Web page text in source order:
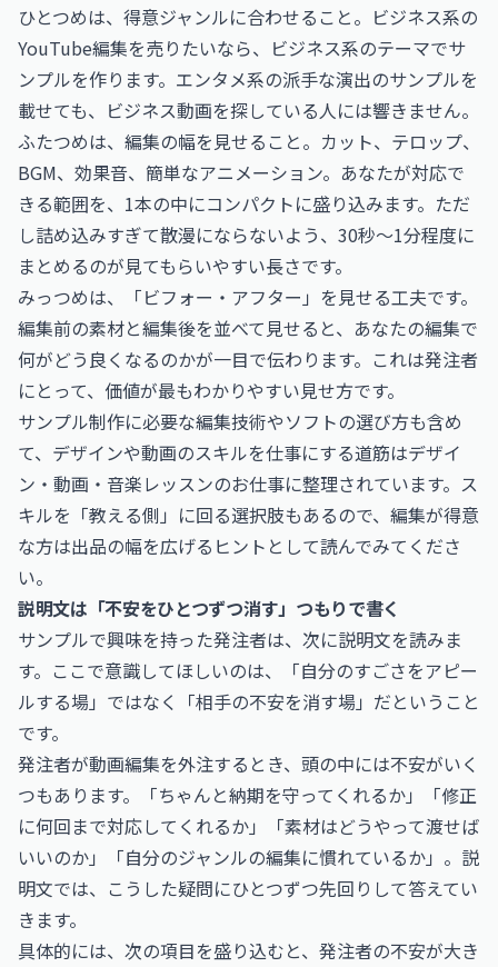
ひとつめは、得意ジャンルに合わせること。ビジネス系の
YouTube編集を売りたいなら、ビジネス系のテーマでサ
ンプルを作ります。エンタメ系の派手な演出のサンプルを
載せても、ビジネス動画を探している人には響きません。
ふたつめは、編集の幅を見せること。カット、テロップ、
BGM、効果音、簡単なアニメーション。あなたが対応で
きる範囲を、1本の中にコンパクトに盛り込みます。ただ
し詰め込みすぎて散漫にならないよう、30秒〜1分程度に
まとめるのが見てもらいやすい長さです。
みっつめは、「ビフォー・アフター」を見せる工夫です。
編集前の素材と編集後を並べて見せると、あなたの編集で
何がどう良くなるのかが一目で伝わります。これは発注者
にとって、価値が最もわかりやすい見せ方です。
サンプル制作に必要な編集技術やソフトの選び方も含め
て、デザインや動画のスキルを仕事にする道筋はデザイ
ン・動画・音楽レッスンのお仕事に整理されています。ス
キルを「教える側」に回る選択肢もあるので、編集が得意
な方は出品の幅を広げるヒントとして読んでみてくださ
い。
説明文は「不安をひとつずつ消す」つもりで書く
サンプルで興味を持った発注者は、次に説明文を読みま
す。ここで意識してほしいのは、「自分のすごさをアピー
ルする場」ではなく「相手の不安を消す場」だということ
です。
発注者が動画編集を外注するとき、頭の中には不安がいく
つもあります。「ちゃんと納期を守ってくれるか」「修正
に何回まで対応してくれるか」「素材はどうやって渡せば
いいのか」「自分のジャンルの編集に慣れているか」。説
明文では、こうした疑問にひとつずつ先回りして答えてい
きます。
具体的には、次の項目を盛り込むと、発注者の不安が大き